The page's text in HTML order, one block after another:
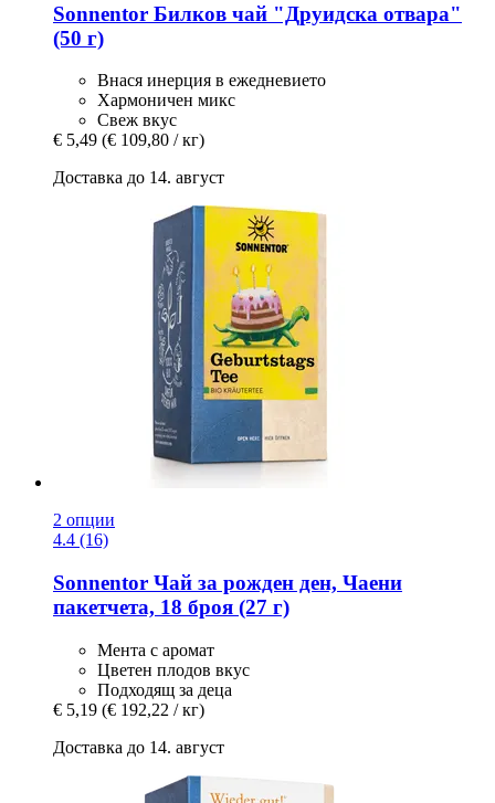
Sonnentor Билков чай "Друидска отвара"
(50 г)
Внася инерция в ежедневието
Хармоничен микс
Свеж вкус
€ 5,49 (€ 109,80 / кг)
Доставка до 14. август
2 опции
4.4 (16)
Sonnentor Чай за рожден ден, Чаени
пакетчета, 18 броя (27 г)
Мента с аромат
Цветен плодов вкус
Подходящ за деца
€ 5,19 (€ 192,22 / кг)
Доставка до 14. август